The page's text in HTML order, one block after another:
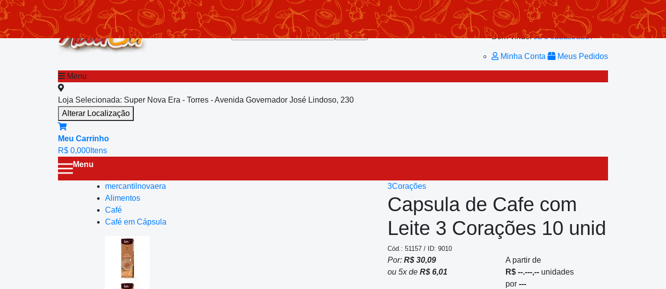
Repetir Pedido
Minha Conta
Bem-vindo!Já é cadastrado?
Minha Conta Meus Pedidos
Menu
Loja Selecionada: Super Nova Era - Torres - Avenida Governador José Lindoso, 230
Alterar Localização
Meu Carrinho
R$ 0,000 Itens
Menu
mercantilnovaera
Alimentos
Café
Café em Cápsula
3Corações
Capsula de Cafe com
Leite 3 Corações 10 unid
Cód.: 51157 / ID: 9010
Por: R$ 30,09
ou 5xde R$ 6,01
A partir de
R$ --.---,--unidades
por ---